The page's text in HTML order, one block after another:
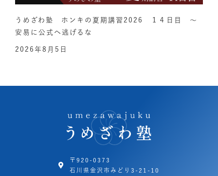
うめざわ塾 ホンキの夏期講習2026 １４日目 ～
安易に公式へ逃げるな
2026年8月5日
〒920-0373
石川県金沢市みどり3-21-10